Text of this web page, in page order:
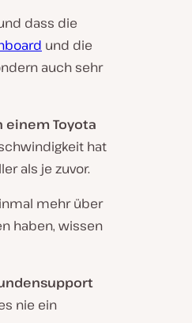
dass die
und die
auch sehr
einem Toyota
hat
als je zuvor.
mehr über
haben, wissen
nie ein